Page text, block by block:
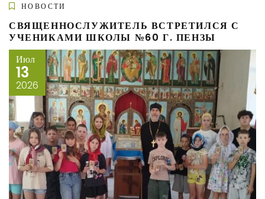
НОВОСТИ
СВЯЩЕННОСЛУЖИТЕЛЬ ВСТРЕТИЛСЯ С
УЧЕНИКАМИ ШКОЛЫ №60 Г. ПЕНЗЫ
Июл
13
2026